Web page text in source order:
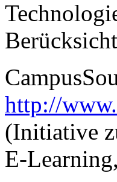
http://
(Initiative
E-